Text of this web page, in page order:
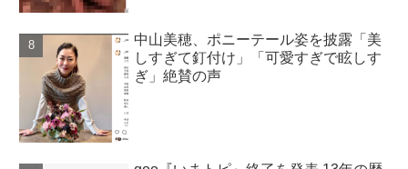
中山美穂、ポニーテール姿を披露「美
しすぎて釘付け」「可愛すぎで眩しす
ぎ」絶賛の声